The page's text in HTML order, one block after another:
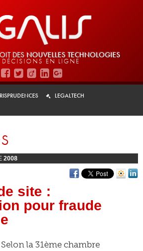
DES NOUVELLES TECHNOLOGIES
EN LIGNE
LEGALTECH
2008
site :
pour fraude
Selon la 31ème chambre